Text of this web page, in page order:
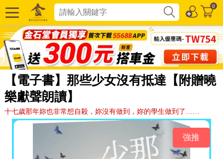
0
【電子書】那些少女沒有抵達【附贈曉
樂獻聲朗讀】
十七歲那年妳也非常想自殺，妳沒有做到，妳的學生做到了……
強推